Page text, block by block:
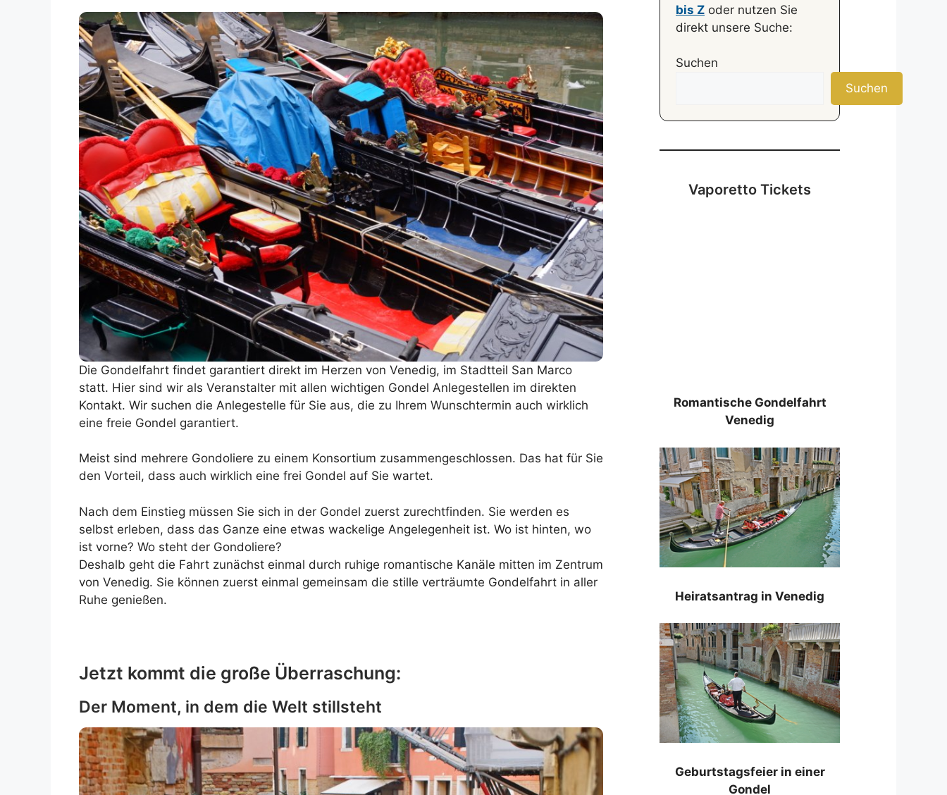
Die Gondelfahrt findet garantiert direkt im Herzen von Venedig, im Stadtteil San Marco
statt. Hier sind wir als Veranstalter mit allen wichtigen Gondel Anlegestellen im direkten
Kontakt. Wir suchen die Anlegestelle für Sie aus, die zu Ihrem Wunschtermin auch wirklich
eine freie Gondel garantiert.
Meist sind mehrere Gondoliere zu einem Konsortium zusammengeschlossen. Das hat für Sie
den Vorteil, dass auch wirklich eine frei Gondel auf Sie wartet.
Nach dem Einstieg müssen Sie sich in der Gondel zuerst zurechtfinden. Sie werden es
selbst erleben, dass das Ganze eine etwas wackelige Angelegenheit ist. Wo ist hinten, wo
ist vorne? Wo steht der Gondoliere?
Deshalb geht die Fahrt zunächst einmal durch ruhige romantische Kanäle mitten im Zentrum
von Venedig. Sie können zuerst einmal gemeinsam die stille verträumte Gondelfahrt in aller
Ruhe genießen.
Jetzt kommt die große Überraschung:
Der Moment, in dem die Welt stillsteht
bis Z oder nutzen Sie
direkt unsere Suche:
Suchen
Suchen
Vaporetto Tickets
Romantische Gondelfahrt
Venedig
Heiratsantrag in Venedig
Geburtstagsfeier in einer
Gondel